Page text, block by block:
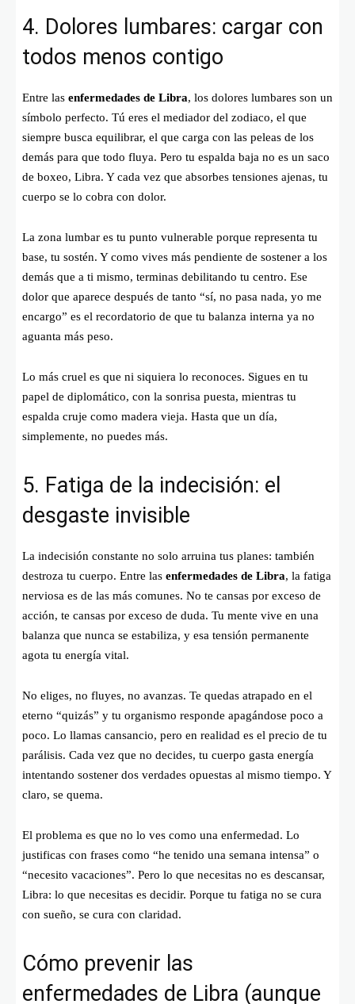
4. Dolores lumbares: cargar con
todos menos contigo
Entre las enfermedades de Libra, los dolores lumbares son un
símbolo perfecto. Tú eres el mediador del zodiaco, el que
siempre busca equilibrar, el que carga con las peleas de los
demás para que todo fluya. Pero tu espalda baja no es un saco
de boxeo, Libra. Y cada vez que absorbes tensiones ajenas, tu
cuerpo se lo cobra con dolor.
La zona lumbar es tu punto vulnerable porque representa tu
base, tu sostén. Y como vives más pendiente de sostener a los
demás que a ti mismo, terminas debilitando tu centro. Ese
dolor que aparece después de tanto “sí, no pasa nada, yo me
encargo” es el recordatorio de que tu balanza interna ya no
aguanta más peso.
Lo más cruel es que ni siquiera lo reconoces. Sigues en tu
papel de diplomático, con la sonrisa puesta, mientras tu
espalda cruje como madera vieja. Hasta que un día,
simplemente, no puedes más.
5. Fatiga de la indecisión: el
desgaste invisible
La indecisión constante no solo arruina tus planes: también
destroza tu cuerpo. Entre las enfermedades de Libra, la fatiga
nerviosa es de las más comunes. No te cansas por exceso de
acción, te cansas por exceso de duda. Tu mente vive en una
balanza que nunca se estabiliza, y esa tensión permanente
agota tu energía vital.
No eliges, no fluyes, no avanzas. Te quedas atrapado en el
eterno “quizás” y tu organismo responde apagándose poco a
poco. Lo llamas cansancio, pero en realidad es el precio de tu
parálisis. Cada vez que no decides, tu cuerpo gasta energía
intentando sostener dos verdades opuestas al mismo tiempo. Y
claro, se quema.
El problema es que no lo ves como una enfermedad. Lo
justificas con frases como “he tenido una semana intensa” o
“necesito vacaciones”. Pero lo que necesitas no es descansar,
Libra: lo que necesitas es decidir. Porque tu fatiga no se cura
con sueño, se cura con claridad.
Cómo prevenir las
enfermedades de Libra (aunque